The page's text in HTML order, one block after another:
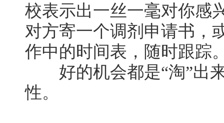
校表示出一丝一毫对你感
对方寄一个调剂申请书，
作中的时间表，随时跟踪
好的机会都是“淘”出
性。